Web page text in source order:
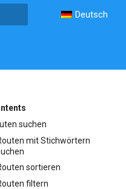
Deutsch
suchen
mit Stichwörtern
sortieren
filtern